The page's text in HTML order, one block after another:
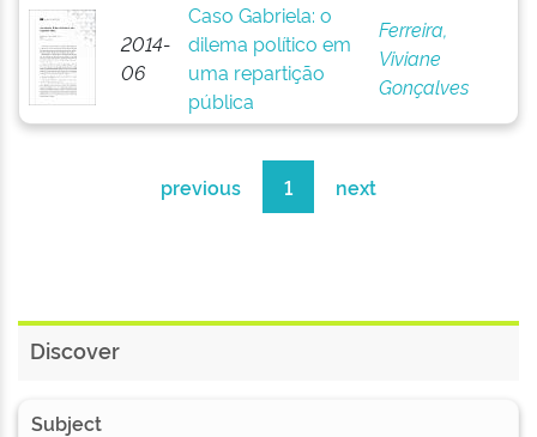
2014-
06
Caso Gabriela: o
dilema político em
uma repartição
pública
Ferreira,
Viviane
Gonçalves
previous 1 next
Discover
Subject